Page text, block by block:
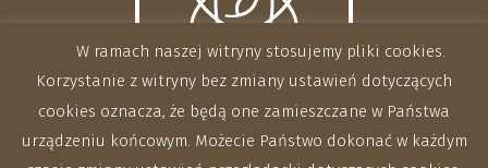
W ramach naszej witryny stosujemy pliki cookies.
Korzystanie z witryny bez zmiany ustawień dotyczących
cookies oznacza, że będą one zamieszczane w Państwa
urządzeniu końcowym. Możecie Państwo dokonać w każdym